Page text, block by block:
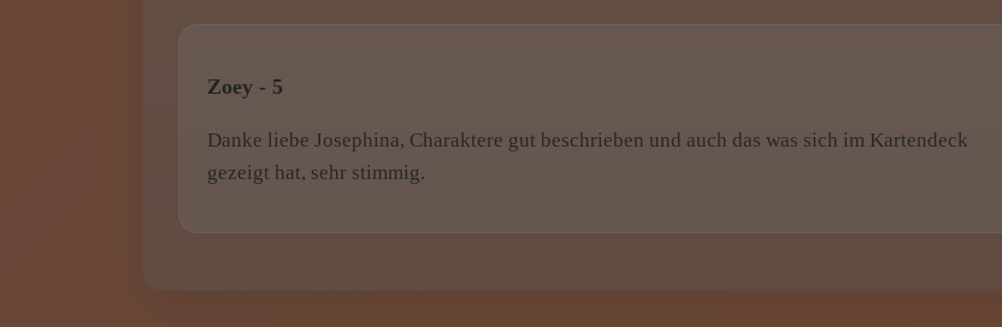
Zoey - 5
Danke liebe Josephina, Charaktere gut beschrieben und auch das was sich im Kartendeck
gezeigt hat, sehr stimmig.